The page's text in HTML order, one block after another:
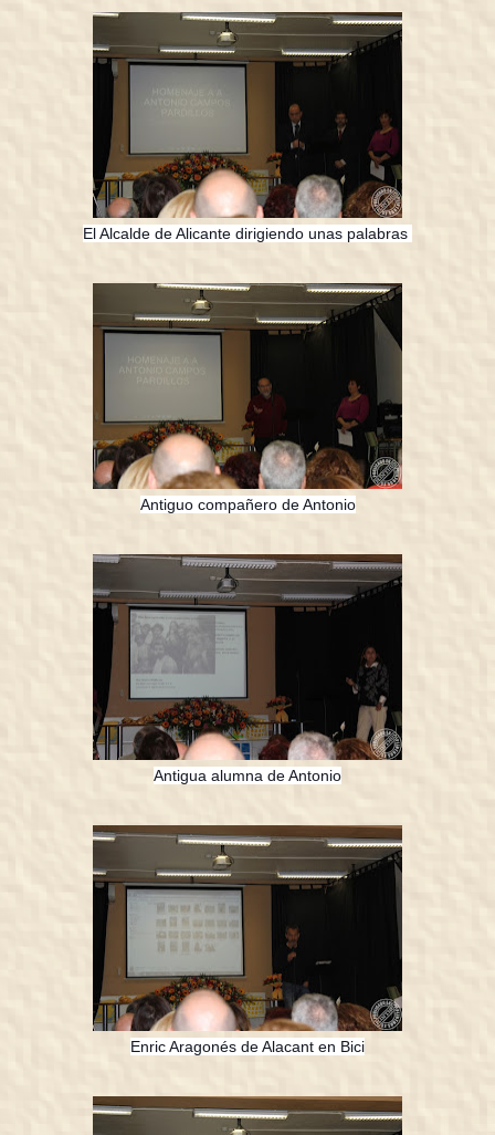
El Alcalde de Alicante dirigiendo unas palabras
Antiguo compañero de Antonio
Antigua alumna de Antonio
Enric Aragonés de Alacant en Bici